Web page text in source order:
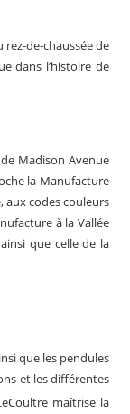
rez-de-chaussée de
dans l’histoire de
Madison Avenue
la Manufacture
aux codes couleurs
à la Vallée
que celle de la
que les pendules
et les différentes
maîtrise la
en 2025